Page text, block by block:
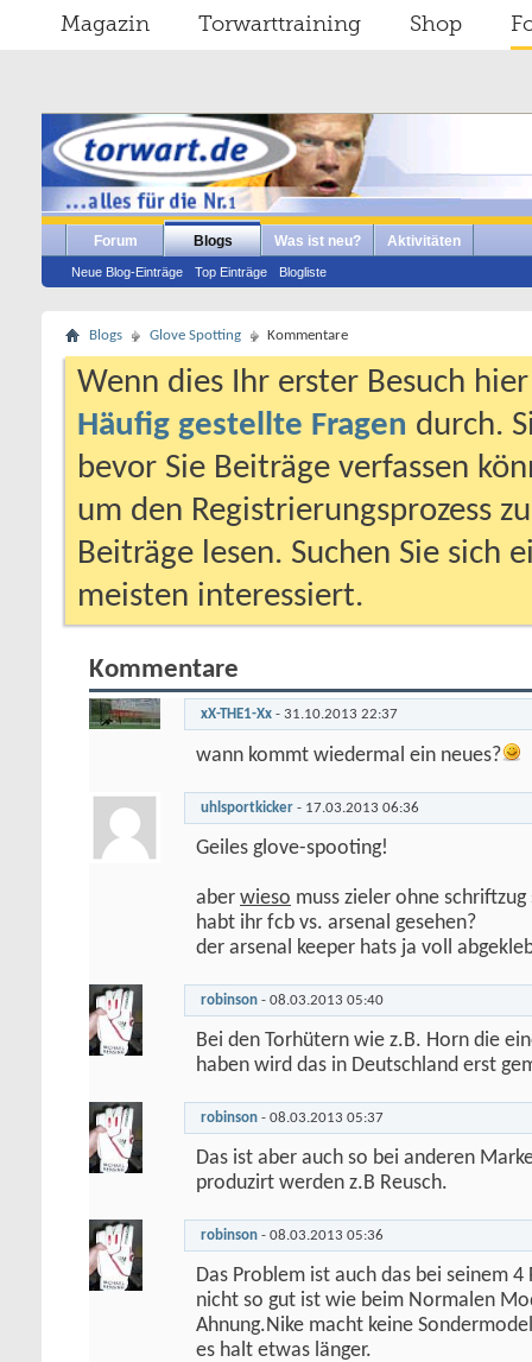
Magazin Torwarttraining Shop
Forum Blogs
Neue Blog-Einträge Top Einträge Blogliste
Was ist neu? Aktivitäten
Blogs Glove Spotting Kommentare
Wenn dies Ihr erster Besuch
Häufig gestellte Fragen durch.
bevor Sie Beiträge verfassen
um den Registrierungsprozess
Beiträge lesen. Suchen Sie sich
meisten interessiert.
Kommentare
xX-THE1-Xx - 31.10.2013 22:37
wann kommt wiedermal ein neues?
uhlsportkicker - 17.03.2013 06:36
Geiles glove-spooting!
aber wieso muss zieler ohne schriftzug
habt ihr fcb vs. arsenal gesehen?
der arsenal keeper hats ja voll
robinson - 08.03.2013 05:40
Bei den Torhütern wie z.B. Horn die
haben wird das in Deutschland erst
robinson - 08.03.2013 05:37
Das ist aber auch so bei anderen
produzirt werden z.B Reusch.
robinson - 08.03.2013 05:36
Das Problem ist auch das bei seinem
nicht so gut ist wie beim Normalen
Ahnung.Nike macht keine
es halt etwas länger.